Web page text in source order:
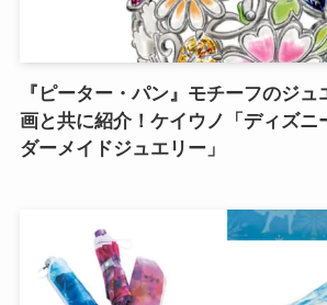
『ピーター・パン』モチーフのジ
画と共に紹介！ケイウノ「ディズニ
ダーメイドジュエリー」